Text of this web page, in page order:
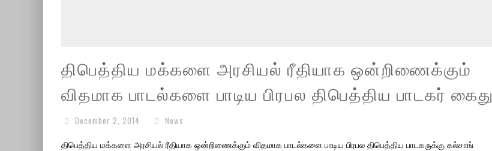
திபெத்திய மக்களை அரசியல் ரீதியாக ஒன்றிணைக்கும்
விதமாக பாடல்களை பாடிய பிரபல திபெத்திய பாடகர் கைது
December 2, 2014 News
திபெத்திய மக்களை அரசியல் ரீதியாக ஒன்றிணைக்கும் விதமாக பாடல்களை பாடிய பிரபல திபெத்திய பாடகருக்கு கல்சாங்